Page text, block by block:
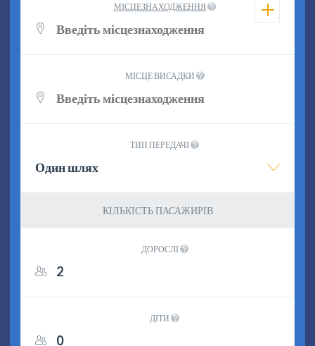
МІСЦЕЗНАХОДЖЕННЯ
МІСЦЕ ВИСАДКИ
ТИП ПЕРЕДАЧІ
Один шлях
КІЛЬКІСТЬ ПАСАЖИРІВ
ДОРОСЛІ
ДІТИ